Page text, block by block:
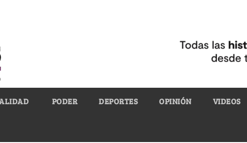
PODER DEPORTES OPINIÓN VIDEOS